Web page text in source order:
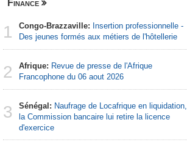
Finance
1 Congo-Brazzaville: Insertion professionnelle -
Des jeunes formés aux métiers de l'hôtellerie
2 Afrique: Revue de presse de l'Afrique
Francophone du 06 aout 2026
3 Sénégal: Naufrage de Locafrique en liquidation,
la Commission bancaire lui retire la licence
d'exercice